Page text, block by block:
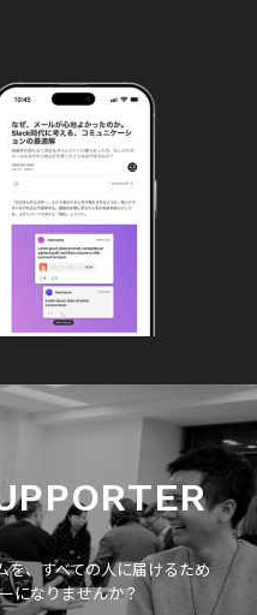
を、すべての人に届けるため
になりませんか？